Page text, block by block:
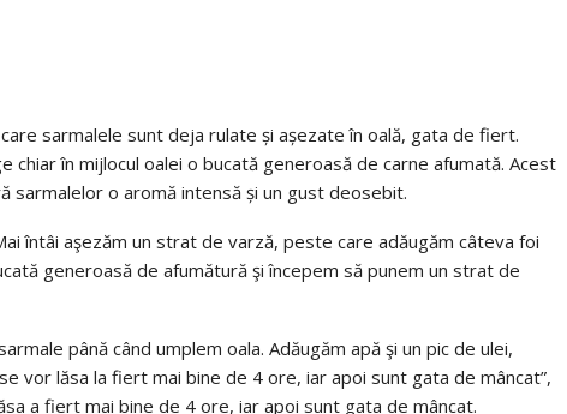
sarmalele sunt deja rulate și așezate în oală, gata de fiert.
chiar în mijlocul oalei o bucată generoasă de carne afumată. Acest
sarmalelor o aromă intensă și un gust deosebit.
întâi aşezăm un strat de varză, peste care adăugăm câteva foi
generoasă de afumătură şi începem să punem un strat de
până când umplem oala. Adăugăm apă şi un pic de ulei,
vor lăsa la fiert mai bine de 4 ore, iar apoi sunt gata de mâncat”,
a fiert mai bine de 4 ore, iar apoi sunt gata de mâncat.